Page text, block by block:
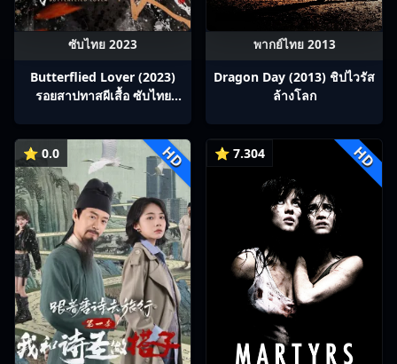
ซับไทย 2023
Butterflied Lover (2023)
รอยสาปทาสผีเสื้อ ซับไทย
พากย์ไทย 2013
Dragon Day (2013) ชิปไวรัส
ล้างโลก
⭐ 0.0 HD ⭐ 7.304 HD